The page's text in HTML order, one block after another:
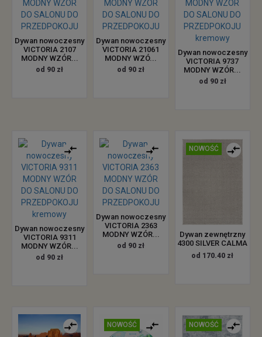
Dywan nowoczesny
VICTORIA 2107
MODNY WZÓR...
od 90 zł
Dywan nowoczesny
VICTORIA 21061
MODNY WZÓ...
od 90 zł
Dywan nowoczesny
VICTORIA 9737
MODNY WZÓR...
od 90 zł
Dywan nowoczesny
VICTORIA 9311
MODNY WZÓR...
od 90 zł
Dywan nowoczesny
VICTORIA 2363
MODNY WZÓR...
od 90 zł
NOWOŚĆ
Dywan zewnętrzny
4300 SILVER CALMA
od 170.40 zł
NOWOŚĆ NOWOŚĆ